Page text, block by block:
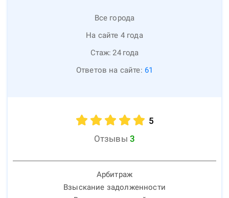
Все города
На сайте 4 года
Стаж: 24 года
Ответов на сайте: 61
5
Отзывы 3
Арбитраж
Взыскание задолженности